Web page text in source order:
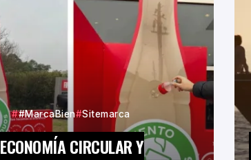
#MarcaBien Sitemarca
ECONOMÍA CIRCULAR Y